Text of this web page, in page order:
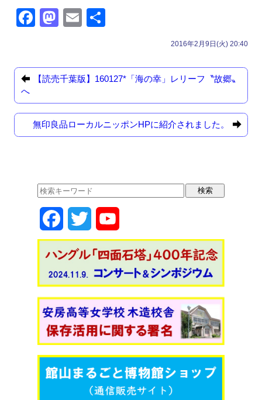
F
e
o
o
M
o
o
n
E
2016年2月9日(火) 20:40
【読売千葉版】160127*「海の幸」レリーフ〝故郷〟
へ
無印良品ローカルニッポンHPに紹介されました。
a
e
b
o
o
w
t
t
e
r
o
u
T
u
b
e